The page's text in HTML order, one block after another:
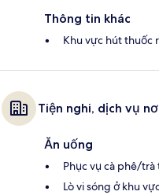
Thông tin khác
Khu vực hút thuốc
Tiện nghi, dịch vụ
Ăn uống
Phục vụ cà phê/
Lò vi sóng ở khu